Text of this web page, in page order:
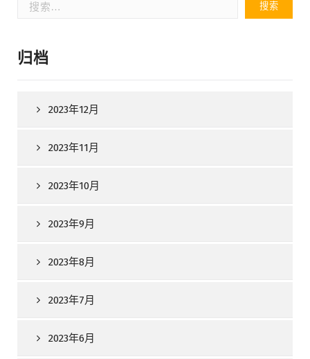
索：
归档
2023年12月
2023年11月
2023年10月
2023年9月
2023年8月
2023年7月
2023年6月